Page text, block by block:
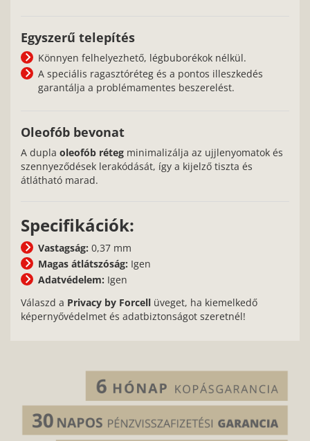
Egyszerű telepítés
Könnyen felhelyezhető, légbuborékok nélkül.
A speciális ragasztóréteg és a pontos illeszkedés
garantálja a problémamentes beszerelést.
Oleofób bevonat
A dupla oleofób réteg minimalizálja az ujjlenyomatok és
szennyeződések lerakódását, így a kijelző tiszta és
átlátható marad.
Specifikációk:
Vastagság: 0,37 mm
Magas átlátszóság: Igen
Adatvédelem: Igen
Válaszd a Privacy by Forcell üveget, ha kiemelkedő
képernyővédelmet és adatbiztonságot szeretnél!